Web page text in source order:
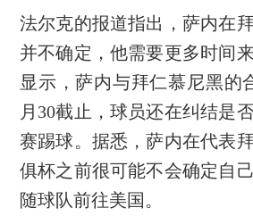
法尔克的报道指出，萨内在
并不确定，他需要更多时间
显示，萨内与拜仁慕尼黑的
月30截止，球员还在纠结是
赛踢球。据悉，萨内在代表
俱杯之前很可能不会确定自
随球队前往美国。